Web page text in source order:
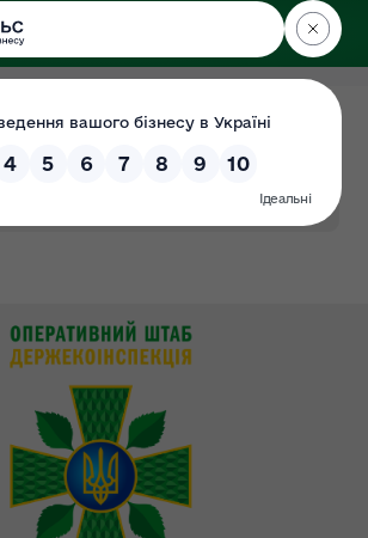
ДЕРЖЕКОІНСПЕКЦІЯ
у Хмельницькій області
визначених пріорітетів за 2023 рік